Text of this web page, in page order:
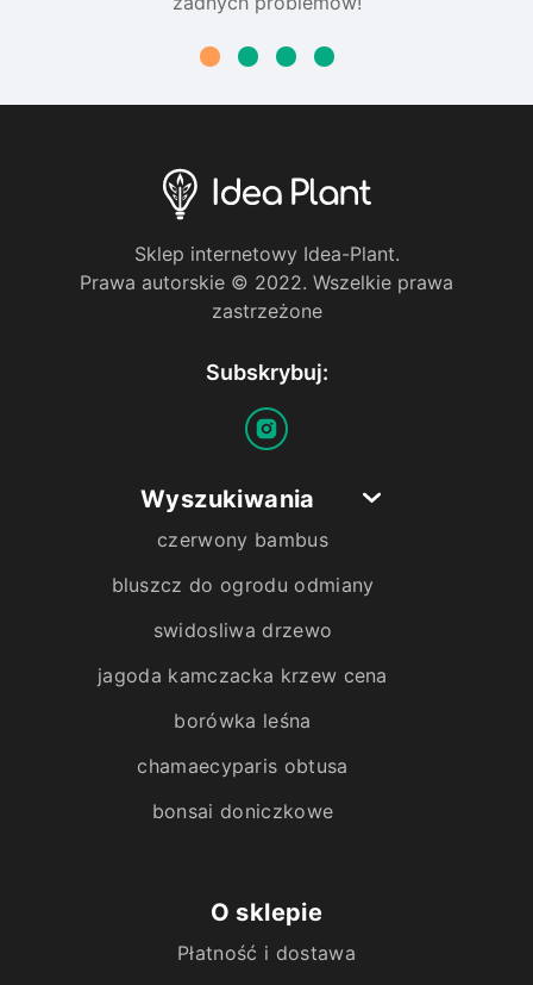
Sklep internetowy Idea-Plant.
Prawa autorskie © 2022. Wszelkie prawa
zastrzeżone
Subskrybuj:
Wyszukiwania
czerwony bambus
bluszcz do ogrodu odmiany
swidosliwa drzewo
jagoda kamczacka krzew cena
borówka leśna
chamaecyparis obtusa
bonsai doniczkowe
O sklepie
Płatność i dostawa